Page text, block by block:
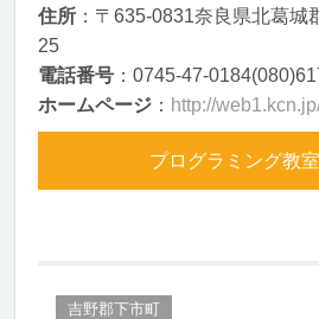
住所 ：〒635-0831奈良県北葛城
25
電話番号 ：0745-47-
ホームページ ： http://
プログラミング教
吉野郡下市町